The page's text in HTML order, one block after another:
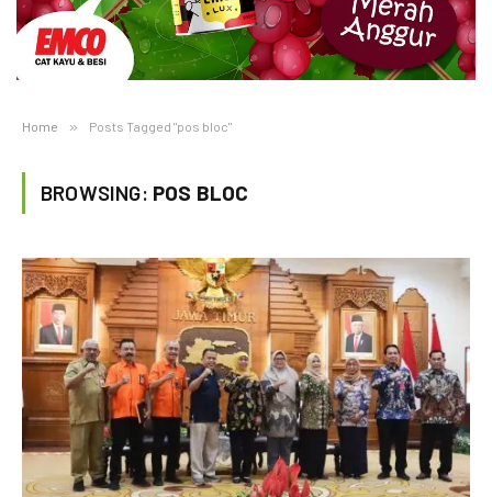
Home » Posts Tagged "pos bloc"
BROWSING: POS BLOC